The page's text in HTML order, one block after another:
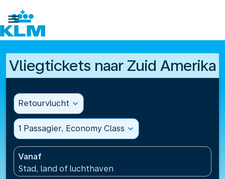

Vliegtickets naar Zuid Amerika
Retourvlucht expand_more
1 Passagier, Economy Class expand_more
Vanaf
Stad, land of luchthaven